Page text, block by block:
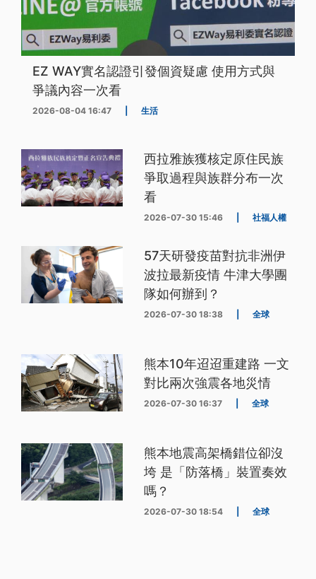
EZ WAY實名認證引發個資疑慮 使用方式與
爭議內容一次看
2026-08-04 16:47 生活
西拉雅族獲核定原住民族
爭取過程與族群分布一次
看
2026-07-30 15:46 社福人權
57天研發疫苗對抗非洲伊
波拉最新疫情 牛津大學團
隊如何辦到？
2026-07-30 18:38 全球
熊本10年迢迢重建路 一文
對比兩次強震各地災情
2026-07-30 16:37 全球
熊本地震高架橋錯位卻沒
垮 是「防落橋」裝置奏效
嗎？
2026-07-30 18:54 全球